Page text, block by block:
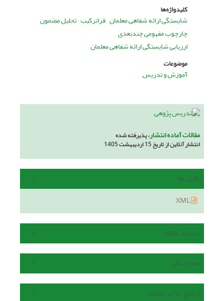
کلیدواژه‌ها
شایستگی ارائه شفاهی معلمان فراترکیب تحلیل مضمون
چارچوب مفهومی چندبعدی
ارزیابی شایستگی ارائه شفاهی معلمان
موضوعات
آموزش و تدریس
مقالات آماده انتشار، پذیرفته شده
انتشار آنلاین از تاریخ 15 اردیبهشت 1405
فایل ها
سابقه مقاله
هم رسانی
ارجاع به این مقاله